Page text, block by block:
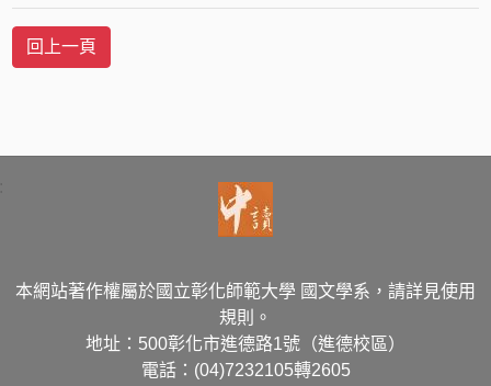
本網站著作權屬於國立彰化師範大學 國文學系，請詳見使用
規則。
地址：500彰化市進德路1號（進德校區）
電話：(04)7232105轉2605